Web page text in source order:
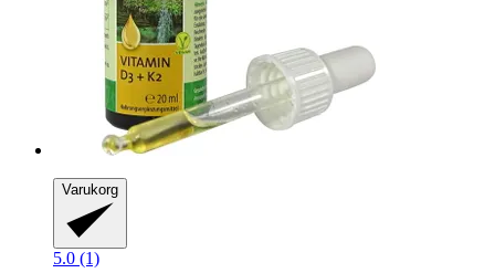
Varukorg
5.0 (1)